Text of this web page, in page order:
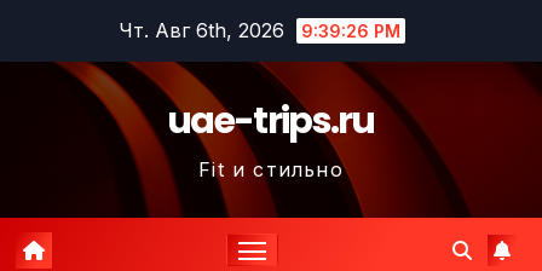
содержимому
Чт. Авг 6th, 2026 9:39:27 PM
uae-trips.ru
Fit и стильно